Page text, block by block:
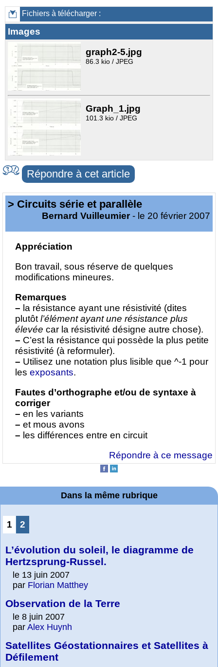
Fichiers à télécharger :
Images
graph2-5.jpg
86.3 kio / JPEG
Graph_1.jpg
101.3 kio / JPEG
Répondre à cet article
> Circuits série et parallèle
Bernard Vuilleumier- le 20 février 2007
Appréciation
Bon travail, sous réserve de quelques
modifications mineures.
Remarques
– la résistance ayant une résistivité (dites
plutôt l’élément ayant une résistance plus
élevée car la résistivité désigne autre chose).
– C’est la résistance qui possède la plus petite
résistivité (à reformuler).
– Utilisez une notation plus lisible que ^-1 pour
les exposants.
Fautes d’orthographe et/ou de syntaxe à
corriger
– en les variants
– et mous avons
– les différences entre en circuit
Répondre à ce message
Dans la même rubrique
1 2
L’évolution du soleil, le diagramme de
Hertzsprung-Russel.
le 13 juin 2007
par Florian Matthey
Observation de la Terre
le 8 juin 2007
par Alex Huynh
Satellites Géostationnaires et Satellites à
Défilement